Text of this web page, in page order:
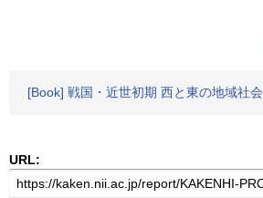
[Book] 戦国・近世初期 西と東の地域社会
URL: